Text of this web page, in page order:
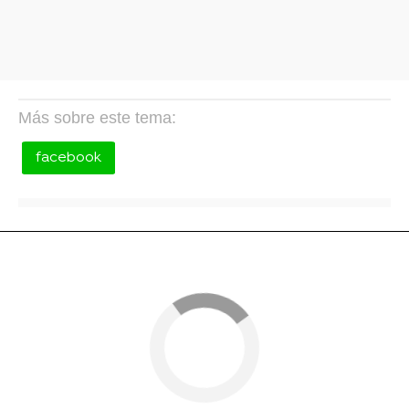
Más sobre este tema:
facebook